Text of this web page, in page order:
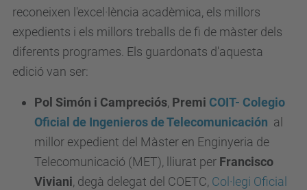
reconeixen l'excel·lència acadèmica, els millors
expedients i els millors treballs de fi de màster dels
diferents programes. Els guardonats d'aquesta
edició van ser:
Pol Simón i Campreciós, Premi COIT- Colegio
Oficial de Ingenieros de Telecomunicación al
millor expedient del Màster en Enginyeria de
Telecomunicació (MET), lliurat per Francisco
Viviani, degà delegat del COETC, Col·legi Oficial